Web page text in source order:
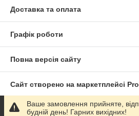
Доставка та оплата
Графік роботи
Повна версія сайту
Сайт створено на маркетплейсі
Політика конфіденційності
Ваше замовлення прийняте,
будній день! Гарних вихідних!